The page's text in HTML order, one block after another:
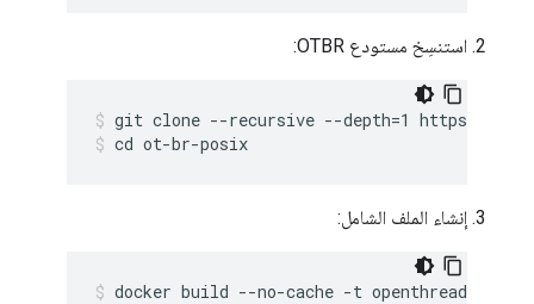
استنسِخ مستودع OTBR:
git clone --recursive --depth=1 https://
cd ot-br-posix
إنشاء الملف الشامل:
docker build --no-cache -t openthread/